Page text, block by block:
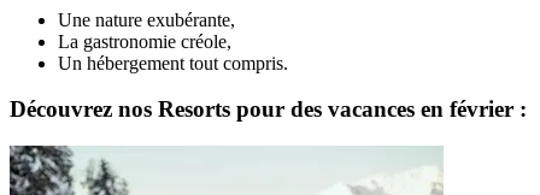
Une nature exubérante,
La gastronomie créole,
Un hébergement tout compris.
Découvrez nos Resorts pour des vacances en février :